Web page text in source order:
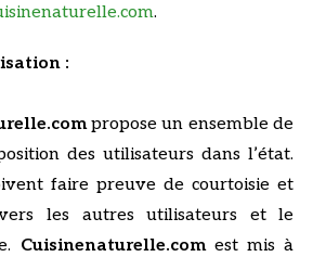
.
:
propose un ensemble de
des utilisateurs dans l’état.
faire preuve de courtoisie et
les autres utilisateurs et le
Cuisinenaturelle.comest mis à